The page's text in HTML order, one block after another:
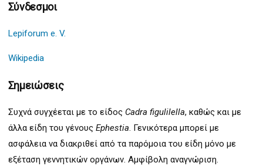
Σύνδεσμοι
Lepiforum e. V.
Wikipedia
Σημειώσεις
Συχνά συγχέεται με το είδος Cadra figulilella, καθώς και με
άλλα είδη του γένους Ephestia. Γενικότερα μπορεί με
ασφάλεια να διακριθεί από τα παρόμοια του είδη μόνο με
εξέταση γεννητικών οργάνων. Αμφίβολη αναγνώριση.